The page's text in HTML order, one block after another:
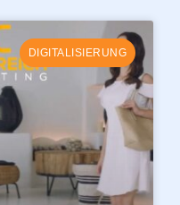
DIGITALISIERUNG